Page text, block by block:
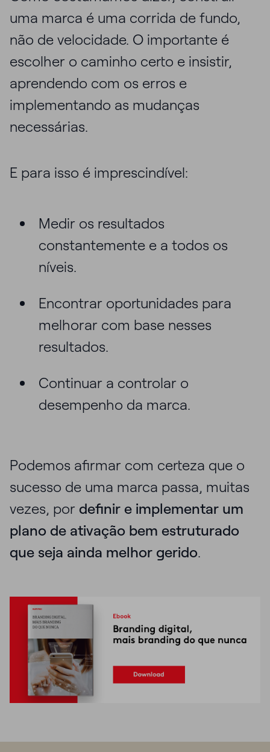
uma marca é uma corrida de fundo,
não de velocidade. O importante é
escolher o caminho certo e insistir,
aprendendo com os erros e
implementando as mudanças
necessárias.
E para isso é imprescindível:
Medir os resultados
constantemente e a todos os
níveis.
Encontrar oportunidades para
melhorar com base nesses
resultados.
Continuar a controlar o
desempenho da marca.
Podemos afirmar com certeza que o
sucesso de uma marca passa, muitas
vezes, por definir e implementar um
plano de ativação bem estruturado
que seja ainda melhor gerido.